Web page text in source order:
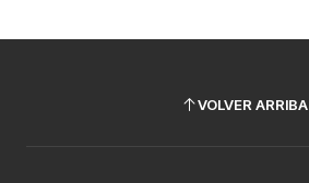
VOLVER ARRIBA